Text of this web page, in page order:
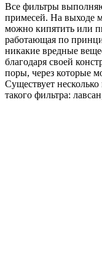
Все фильтры
примесей. На выходе
можно кипятить или
работающая по
никакие вредные
благодаря своей
поры, через которые
Существует
такого фильтра: